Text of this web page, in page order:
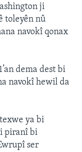
ji
toleyên nû
navokî qonax
dema dest bi
navokî hewil da
ya bi
piranî bi
ser